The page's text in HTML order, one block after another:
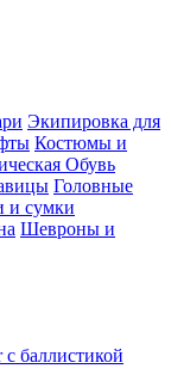
Экипировка для
Костюмы и
Обувь
Головные
и сумки
Шевроны и
баллистикой